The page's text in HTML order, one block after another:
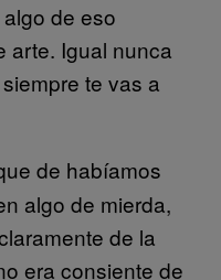
de eso
arte. Igual nunca
te vas a
de habíamos
algo de mierda,
de la
era consiente de